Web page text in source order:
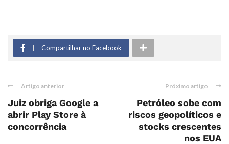
Compartilhar no Facebook
Artigo anterior
Juiz obriga Google a
abrir Play Store à
concorrência
Próximo artigo
Petróleo sobe com
riscos geopolíticos e
stocks crescentes
nos EUA